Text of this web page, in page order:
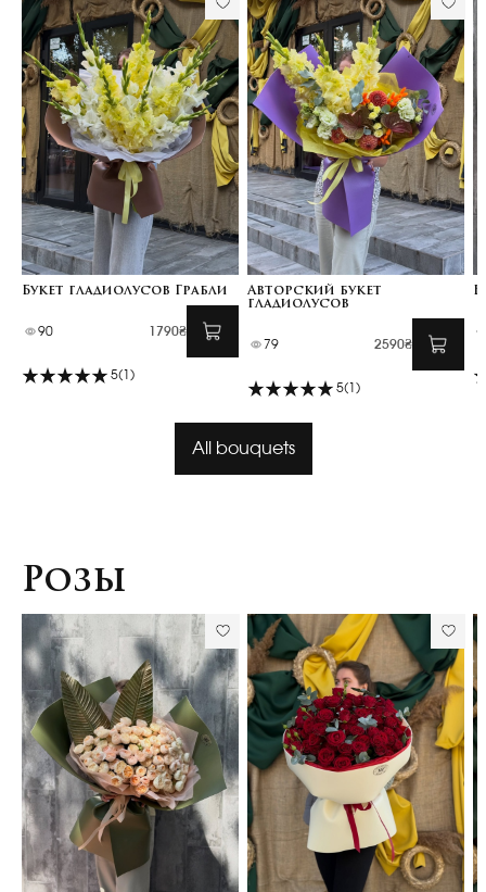
Букет гладиолусов Грабли
90 1790₴
5(1)
Авторский букет
гладиолусов
79 2590₴
5(1)
All bouquets
Розы